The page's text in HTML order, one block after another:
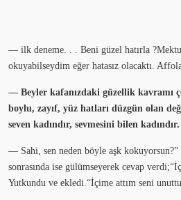
— ilk deneme. . . Beni güzel hatırla
okuyabilseydim eğer hatasız olacaktı.
— Beyler kafanızdaki güzellik kavramı
boylu, zayıf, yüz hatları düzgün olan
seven kadındır, sevmesini bilen kadındır.
— Sahi, sen neden böyle aşk kokuyorsun?”
sonrasında ise gülümseyerek cevap
Yutkundu ve ekledi.“İçime attım seni